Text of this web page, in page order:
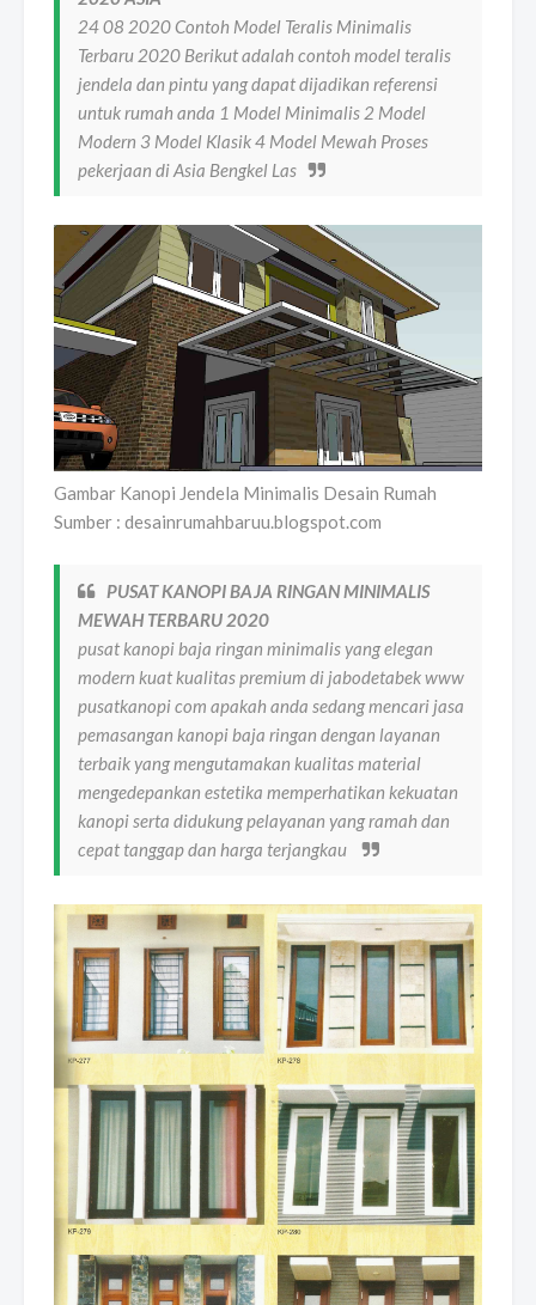
24 08 2020 Contoh Model Teralis Minimalis
Terbaru 2020 Berikut adalah contoh model teralis
jendela dan pintu yang dapat dijadikan referensi
untuk rumah anda 1 Model Minimalis 2 Model
Modern 3 Model Klasik 4 Model Mewah Proses
pekerjaan di Asia Bengkel Las
Gambar Kanopi Jendela Minimalis Desain Rumah
Sumber : desainrumahbaruu.blogspot.com
PUSAT KANOPI BAJA RINGAN MINIMALIS
MEWAH TERBARU 2020
pusat kanopi baja ringan minimalis yang elegan
modern kuat kualitas premium di jabodetabek www
pusatkanopi com apakah anda sedang mencari jasa
pemasangan kanopi baja ringan dengan layanan
terbaik yang mengutamakan kualitas material
mengedepankan estetika memperhatikan kekuatan
kanopi serta didukung pelayanan yang ramah dan
cepat tanggap dan harga terjangkau